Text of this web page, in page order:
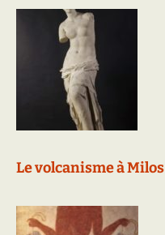
Le volcanisme à Milos